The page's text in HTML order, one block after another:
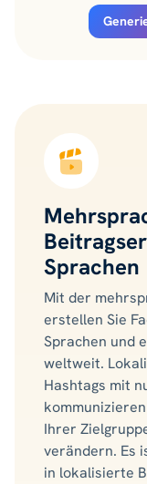
Sprachen
Mit der
erstellen Sie
Sprachen und
weltweit.
Hashtags mit
Ihrer
verändern. Es
in lokalisierte